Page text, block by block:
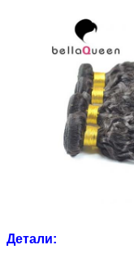
Детали: